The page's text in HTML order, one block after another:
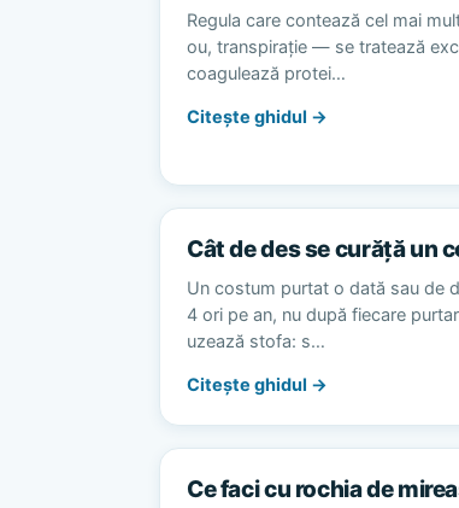
Regula care contează cel mai
ou, transpirație — se tratează
coagulează protei…
Citește ghidul →
Cât de des se curăță un
Un costum purtat o dată sau de
4 ori pe an, nu după fiecare
uzează stofa: s…
Citește ghidul →
Ce faci cu rochia de